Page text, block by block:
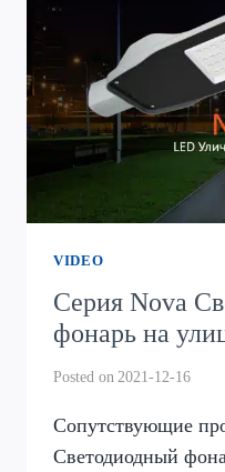
VIDEO
Серия Nova
фонарь на
Posted on 2021-12-16
Сопутствующие
Светодиодный